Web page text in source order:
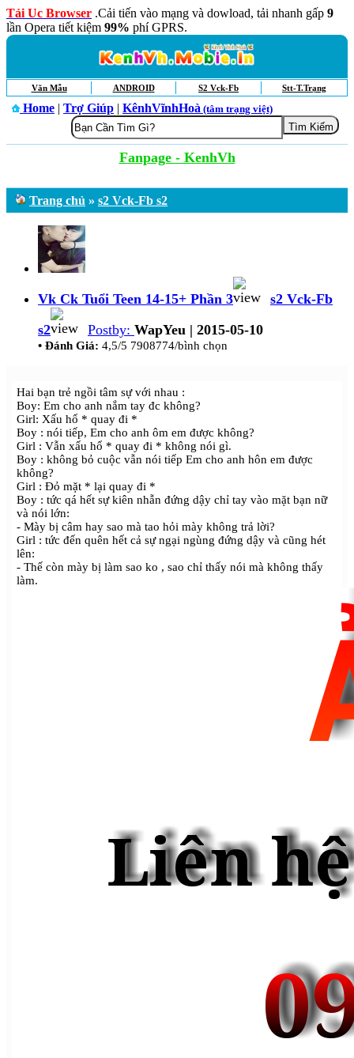
Tải Uc Browser .Cải tiến vào mạng và dowload, tải nhanh gấp 9
lần Opera tiết kiệm 99% phí GPRS.
Văn Mẫu ANDROID S2 Vck-Fb Stt-T.Trạng
Home | Trợ Giúp | KênhVĩnhHoà (tâm trạng việt)
Fanpage - KenhVh
Trang chủ » s2 Vck-Fb s2
Vk Ck Tuổi Teen 14-15+ Phần 3
s2 Vck-Fb
s2
Postby: WapYeu | 2015-05-10
• Đánh Giá: 4,5/5 7908774/bình chọn
Hai bạn trẻ ngồi tâm sự với nhau :
Boy: Em cho anh nắm tay đc không?
Girl: Xấu hổ * quay đi *
Boy : nói tiếp, Em cho anh ôm em được không?
Girl : Vẫn xấu hổ * quay đi * không nói gì.
Boy : không bỏ cuộc vẫn nói tiếp Em cho anh hôn em được
không?
Girl : Đỏ mặt * lại quay đi *
Boy : tức qá hết sự kiên nhẫn đứng dậy chỉ tay vào mặt bạn nữ
và nói lớn:
- Mày bị câm hay sao mà tao hỏi mày không trả lời?
Girl : tức đến quên hết cả sự ngại ngùng đứng dậy và cũng hét
lên:
- Thế còn mày bị làm sao ko , sao chỉ thấy nói mà không thấy
làm.